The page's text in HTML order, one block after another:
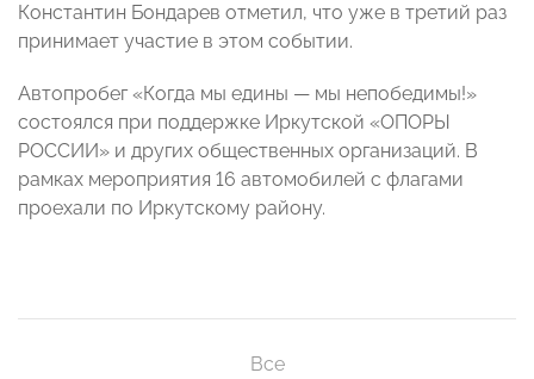
Константин Бондарев отметил, что уже в третий раз
принимает участие в этом событии.
Автопробег «Когда мы едины — мы непобедимы!»
состоялся при поддержке Иркутской «ОПОРЫ
РОССИИ» и других общественных организаций. В
рамках мероприятия 16 автомобилей с флагами
проехали по Иркутскому району.
Все